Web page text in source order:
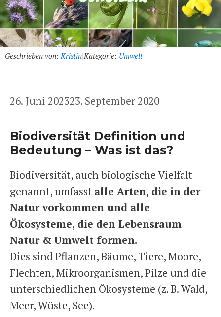
Geschrieben von:Kristin|Kategorie: Umwelt
26. Juni 202323. September 2020
Biodiversität Definition und
Bedeutung – Was ist das?
Biodiversität, auch biologische Vielfalt
genannt, umfasst alle Arten, die in der
Natur vorkommen und alle
Ökosysteme, die den Lebensraum
Natur & Umwelt formen.
Dies sind Pflanzen, Bäume, Tiere, Moore,
Flechten, Mikroorganismen, Pilze und die
unterschiedlichen Ökosysteme (z. B. Wald,
Meer, Wüste, See).